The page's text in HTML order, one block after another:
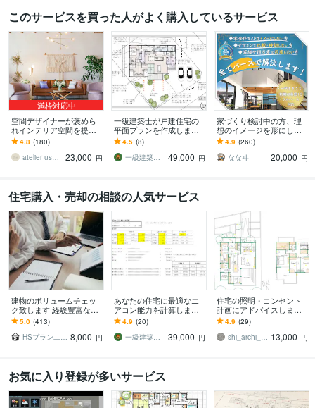
このサービスを買った人がよく購入しているサービス
満枠対応中
空間デザイナーが褒めら
れインテリア空間を提案
します 民泊も住宅も｜修
正回数、アイテム数制限
なしでご提案
4.8 (180)
atelier usagi 空間デザイン
23,000 円
一級建築士が戸建住宅の
平面プランを作成します
～日当たりが良い明るく
豊かな暮らしを提案しま
す～
4.5 (8)
一級建築士うりちゃん
49,000 円
家づくり検討中の方、理
想のイメージを形にしま
す 【家づくりはパースか
ら】3Dパースで新たな発
見と感動を。
4.9 (260)
ななヰ
20,000 円
住宅購入・売却の相談の人気サービス
建物のボリュームチェッ
ク致します 経験豊富な一
級建築士によるボリュー
ム検討サービス
5.0 (413)
HSプラン二ング 8,000 円
あなたの住宅に最適なエ
アコン能力を計算します 2
0帖のLDKに20畳用のエア
コンを買おうとしてませ
んか？
4.9 (20)
一級建築士うりちゃん
39,000 円
住宅の照明・コンセント
計画にアドバイスします
一級建築士・インテリア
コーディネーターのセカ
ンドオピニオン！
4.9 (29)
shi_archi_interior 13,000 円
お気に入り登録が多いサービス